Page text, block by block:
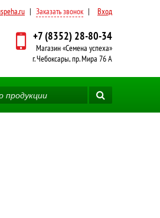
| Заказать звонок | Вход
+7 (8352) 28-80-34
Магазин «Семена успеха»
г. Чебоксары, пр. Мира 76 А